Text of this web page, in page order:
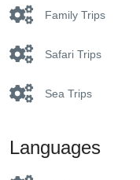
Family Trips
Safari Trips
Sea Trips
Languages